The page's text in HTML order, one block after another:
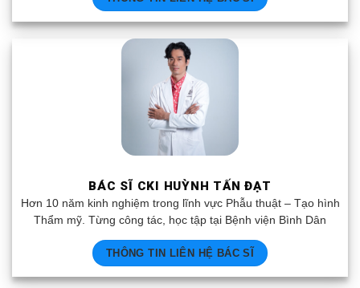
BÁC SĨ CKI HUỲNH TẤN ĐẠT
Hơn 10 năm kinh nghiệm trong lĩnh vực Phẫu thuật – Tạo hình
Thẩm mỹ. Từng công tác, học tập tại Bệnh viện Bình Dân
THÔNG TIN LIÊN HỆ BÁC SĨ